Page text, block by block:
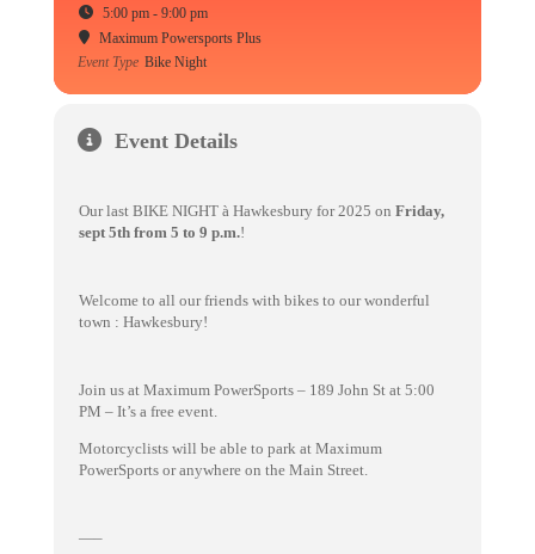
5:00 pm - 9:00 pm
Maximum Powersports Plus
Event Type Bike Night
Event Details
Our last BIKE NIGHT à Hawkesbury for 2025 on Friday,
sept 5th from 5 to 9 p.m.!
Welcome to all our friends with bikes to our wonderful
town : Hawkesbury!
Join us at Maximum PowerSports – 189 John St at 5:00
PM – It’s a free event.
Motorcyclists will be able to park at Maximum
PowerSports or anywhere on the Main Street.
—–